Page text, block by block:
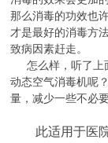
那么消毒的功效也
才是最好的消毒方
致病因素赶走。
怎么样，听了上
动态空气消毒机呢
量，减少一些不必
此适用于医